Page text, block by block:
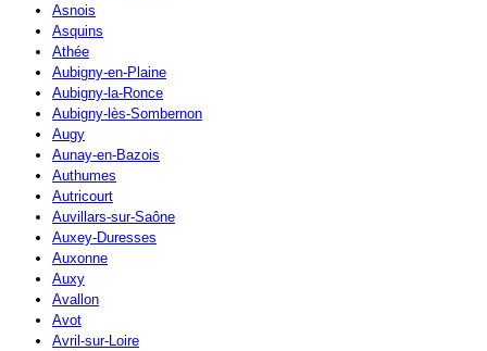
Asnois
Asquins
Athée
Aubigny-en-Plaine
Aubigny-la-Ronce
Aubigny-lès-Sombernon
Augy
Aunay-en-Bazois
Authumes
Autricourt
Auvillars-sur-Saône
Auxey-Duresses
Auxonne
Auxy
Avallon
Avot
Avril-sur-Loire